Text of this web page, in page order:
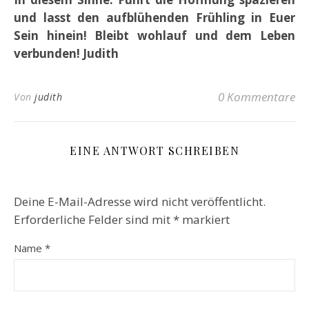
und lasst den aufblühenden Frühling in Euer
Sein hinein!
Bleibt wohlauf und dem Leben
verbunden! Judith
Von judith 0 Kommentare
EINE ANTWORT SCHREIBEN
Deine E-Mail-Adresse wird nicht veröffentlicht.
Erforderliche Felder sind mit* markiert
Name *